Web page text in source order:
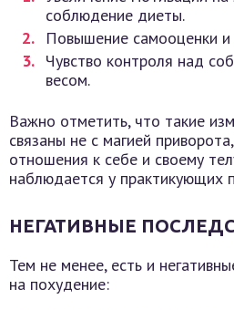
соблюдение диеты.
Повышение самооценки и
Чувство контроля над
весом.
Важно отметить, что такие
связаны не с магией
отношения к себе и своему
наблюдается у практикующих
НЕГАТИВНЫЕ
Тем не менее, есть и
на похудение: